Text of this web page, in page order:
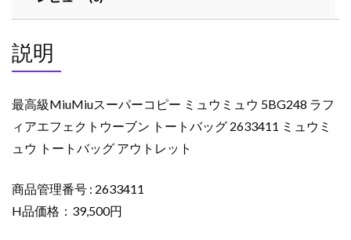
ウ
ュ
ウ
ラ
フ
ィ
エ
フ
説明
最高級MiuMiuスーパーコピー ミュウミュウ 5BG248 ラフ
ィアエフェクトウーブン トートバッグ 2633411 ミュウミ
ュウ トートバッグ アウトレット
商品管理番号 : 2633411
H品価格：39,500円